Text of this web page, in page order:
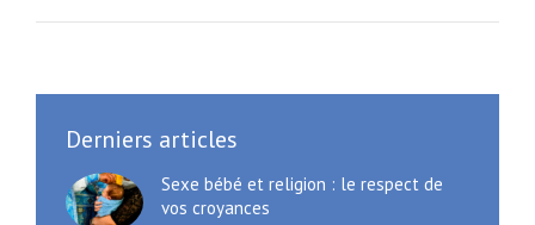
Derniers articles
Sexe bébé et religion : le respect de
vos croyances